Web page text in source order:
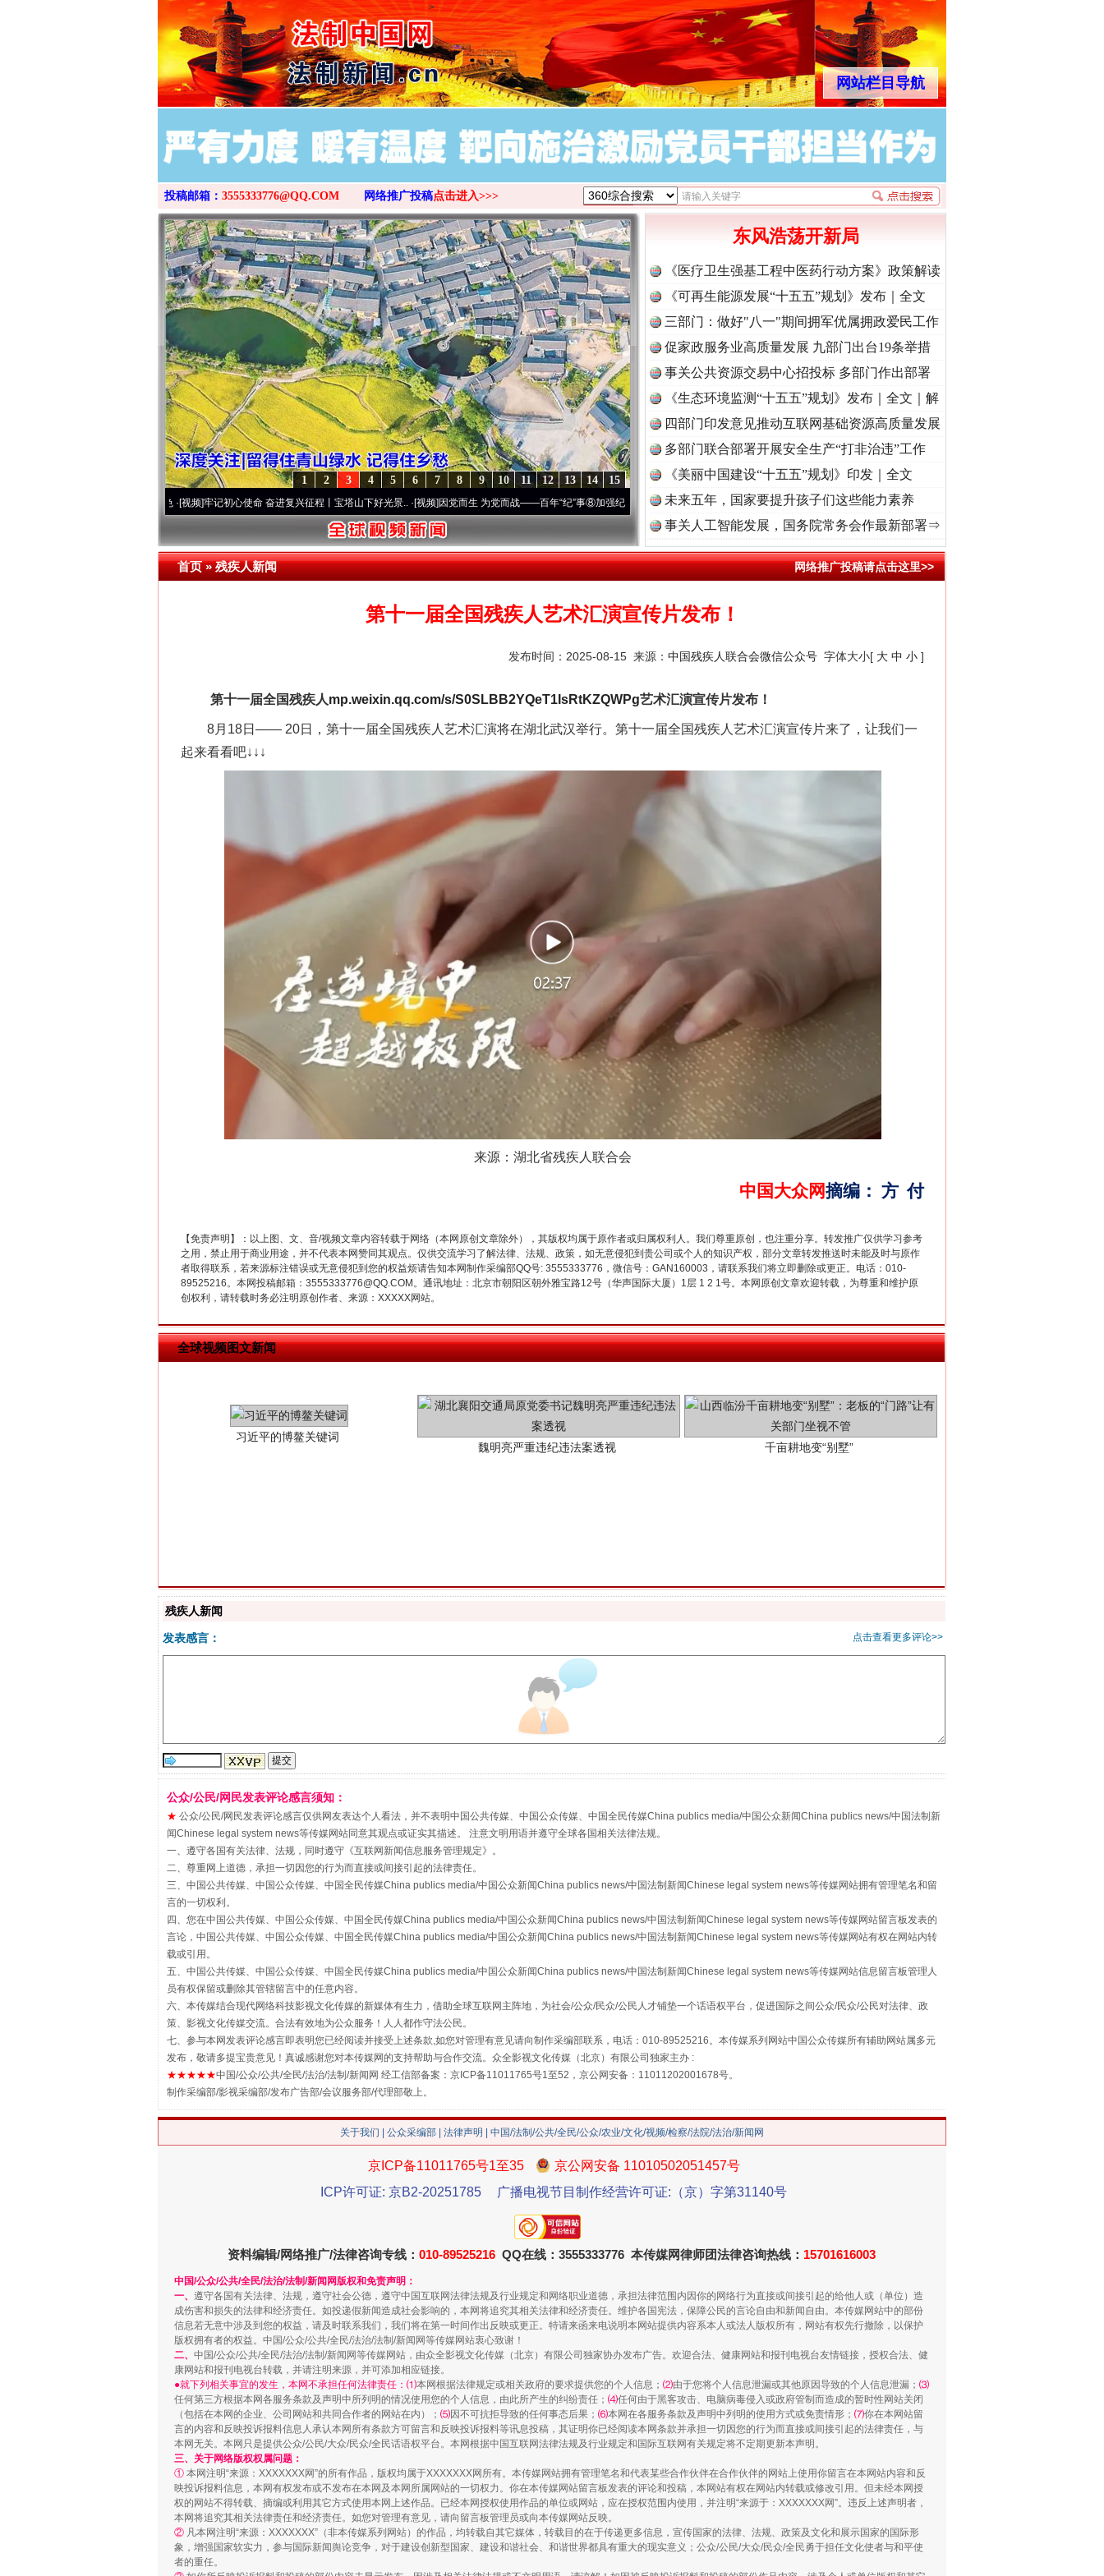
>
网站栏目导航
投稿邮箱： 3555333776@QQ.COM 网络推广投稿点击进入>>>
15
14
13
12
11
10
9
8
7
6
5
4
3
2
1
牢记初心使命 奋进复兴征程丨宝塔山下好光景..·[视频]因党而生 为党而战——百年“纪”事⑧加强纪律..·[视频]牢记初心使命 奋进复兴征程丨“转折之城”激荡..·[视频]牢记初心使命 奋进复兴征程丨红船起航处 潮起..
东风浩荡开新局
《医疗卫生强基工程中医药行动方案》政策解读
《可再生能源发展“十五五”规划》发布｜全文
三部门：做好"八一"期间拥军优属拥政爱民工作
促家政服务业高质量发展 九部门出台19条举措
事关公共资源交易中心招投标 多部门作出部署
《生态环境监测“十五五”规划》发布｜全文｜解
读
四部门印发意见推动互联网基础资源高质量发展
多部门联合部署开展安全生产“打非治违”工作
《美丽中国建设“十五五”规划》印发｜全文
未来五年，国家要提升孩子们这些能力素养
事关人工智能发展，国务院常务会作最新部署⇒
首页»残疾人新闻 网络推广投稿请点击这里>>
第十一届全国残疾人艺术汇演宣传片发布！
发布时间：2025-08-15 来源： 中国残疾人联合会微信公众号 字体大小[ 大 中 小 ]
第十一届全国残疾人mp.weixin.qq.com/s/S0SLBB2YQeT1IsRtKZQWPg艺术汇演宣传片发布！
8月18日—— 20日，第十一届全国残疾人艺术汇演将在湖北武汉举行。第十一届全国残疾人艺术汇演宣传片来了，让我们一
起来看看吧↓↓↓
来源：湖北省残疾人联合会
中国大众网摘编 ： 方 付
【免责声明】：以上图、文、音/视频文章内容转载于网络（本网原创文章除外），其版权均属于原作者或归属权利人。我们尊重原创，也注重分享。转发推广仅供学习参考
之用，禁止用于商业用途，并不代表本网赞同其观点。仅供交流学习了解法律、法规、政策，如无意侵犯到贵公司或个人的知识产权，部分文章转发推送时未能及时与原作
者取得联系，若来源标注错误或无意侵犯到您的权益烦请告知本网制作采编部QQ号: 3555333776，微信号：GAN160003，请联系我们将立即删除或更正。电话：010-
89525216。本网投稿邮箱：3555333776@QQ.COM。通讯地址：北京市朝阳区朝外雅宝路12号（华声国际大厦）1层 1 2 1号。本网原创文章欢迎转载，为尊重和维护原
创权利，请转载时务必注明原创作者、来源：XXXXX网站。
全球视频图文新闻
茶叶“炒上天”
这是一记警钟！ 谢谢有你温暖了四季
今年投资意愿榜揭晓 新中国诞生的见证
习近平的博鳌关键词
魏明亮严重违纪违法案透视
千亩耕地变“别墅”
揭批美国五大"原罪" "炒鞋教程"里的骗局 习近平的“航天情”
解纷+调解+退费，一次搞定
重拳出击！专项整治午间酒驾
走近一线检察官
漫山遍野的桃花与雪山、麦地、白藏房 除了知识还要"留白" 用生命托举生命
残疾人新闻
点击查看更多评论>>
发表感言：
公众/公民/网民发表评论感言须知：
★ 公众/公民/网民发表评论感言仅供网友表达个人看法，并不表明中国公共传媒、中国公众传媒、中国全民传媒China publics media/中国公众新闻China publics news/中国法制新
闻Chinese legal system news等传媒网站同意其观点或证实其描述。 注意文明用语并遵守全球各国相关法律法规。
一、遵守各国有关法律、法规，同时遵守《互联网新闻信息服务管理规定》。
二、尊重网上道德，承担一切因您的行为而直接或间接引起的法律责任。
三、中国公共传媒、中国公众传媒、中国全民传媒China publics media/中国公众新闻China publics news/中国法制新闻Chinese legal system news等传媒网站拥有管理笔名和留
言的一切权利。
四、您在中国公共传媒、中国公众传媒、中国全民传媒China publics media/中国公众新闻China publics news/中国法制新闻Chinese legal system news等传媒网站留言板发表的
言论，中国公共传媒、中国公众传媒、中国全民传媒China publics media/中国公众新闻China publics news/中国法制新闻Chinese legal system news等传媒网站有权在网站内转
载或引用。
五、中国公共传媒、中国公众传媒、中国全民传媒China publics media/中国公众新闻China publics news/中国法制新闻Chinese legal system news等传媒网站信息留言板管理人
员有权保留或删除其管辖留言中的任意内容。
六、本传媒结合现代网络科技影视文化传媒的新媒体有生力，借助全球互联网主阵地，为社会/公众/民众/公民人才铺垫一个话语权平台，促进国际之间公众/民众/公民对法律、政
策、影视文化传媒交流。合法有效地为公众服务！人人都作守法公民。
七、参与本网发表评论感言即表明您已经阅读并接受上述条款,如您对管理有意见请向制作采编部联系，电话：010-89525216。本传媒系列网站中国公众传媒所有辅助网站属多元
发布，敬请多提宝贵意见！真诚感谢您对本传媒网的支持帮助与合作交流。众全影视文化传媒（北京）有限公司独家主办 :
★★★★★中国/公众/公共/全民/法治/法制/新闻网 经工信部备案：京ICP备11011765号1至52，京公网安备：11011202001678号。
制作采编部/影视采编部/发布广告部/会议服务部/代理部敬上。
关于我们 公众采编部 法律声明 | 中国/法制/公共/全民/公众/农业/文化/视频/检察/法院/法治/新闻网
京ICP备11011765号1至35
京公网安备 11010502051457号
ICP许可证: 京B2-20251785
广播电视节目制作经营许可证:（京）字第31140号
资料编辑/网络推广/法律咨询专线： 010-89525216 QQ在线：3555333776 本传媒网律师团法律咨询热线： 15701616003
中国/公众/公共/全民/法治/法制/新闻网版权和免责声明：
一、 遵守各国有关法律、法规，遵守社会公德，遵守中国互联网法律法规及行业规定和网络职业道德，承担法律范围内因你的网络行为直接或间接引起的给他人或（单位）造
成伤害和损失的法律和经济责任。如投递假新闻造成社会影响的，本网将追究其相关法律和经济责任。维护各国宪法，保障公民的言论自由和新闻自由。本传媒网站中的部份
信息若无意中涉及到您的权益，请及时联系我们，我们将在第一时间作出反映或更正。特请来函来电说明本网站提供内容系本人或法人版权所有，网站有权先行撤除，以保护
版权拥有者的权益。中国/公众/公共/全民/法治/法制/新闻网等传媒网站衷心致谢！
二、 中国/公众/公共/全民/法治/法制/新闻网等传媒网站，由众全影视文化传媒（北京）有限公司独家协办发布广告。欢迎合法、健康网站和报刊电视台友情链接，授权合法、健
康网站和报刊电视台转载，并请注明来源，并可添加相应链接。
●就下列相关事宜的发生，本网不承担任何法律责任：⑴本网根据法律规定或相关政府的要求提供您的个人信息； ⑵由于您将个人信息泄漏或其他原因导致的个人信息泄漏； ⑶
任何第三方根据本网各服务条款及声明中所列明的情况使用您的个人信息，由此所产生的纠纷责任； ⑷任何由于黑客攻击、电脑病毒侵入或政府管制而造成的暂时性网站关闭
（包括在本网的企业、公司网站和共同合作者的网站在内）； ⑸因不可抗拒导致的任何事态后果； ⑹本网在各服务条款及声明中列明的使用方式或免责情形； ⑺你在本网站留
言的内容和反映投诉报料信息人承认本网所有条款方可留言和反映投诉报料等讯息投稿，其证明你已经阅读本网条款并承担一切因您的行为而直接或间接引起的法律责任，与
本网无关。本网只是提供公众/公民/大众/民众/全民话语权平台。本网根据中国互联网法律法规及行业规定和国际互联网有关规定将不定期更新本声明。
三、关于网络版权权属问题：
① 本网注明“来源：XXXXXXX网”的所有作品，版权均属于XXXXXXX网所有。本传媒网站拥有管理笔名和代表某些合作伙伴在合作伙伴的网站上使用你留言在本网站内容和反
映投诉报料信息，本网有权发布或不发布在本网及本网所属网站的一切权力。你在本传媒网站留言板发表的评论和投稿，本网站有权在网站内转载或修改引用。但未经本网授
权的网站不得转载、摘编或利用其它方式使用本网上述作品。已经本网授权使用作品的单位或网站，应在授权范围内使用，并注明“来源于：XXXXXXX网”。违反上述声明者，
本网将追究其相关法律责任和经济责任。如您对管理有意见，请向留言板管理员或向本传媒网站反映。
② 凡本网注明“来源：XXXXXXX”（非本传媒系列网站）的作品，均转载自其它媒体，转载目的在于传递更多信息，宣传国家的法律、法规、政策及文化和展示国家的国际形
象，增强国家软实力，参与国际新闻舆论竞争，对于建设创新型国家、建设和谐社会、和谐世界都具有重大的现实意义；公众/公民/大众/民众/全民勇于担任文化使者与和平使
者的重任。